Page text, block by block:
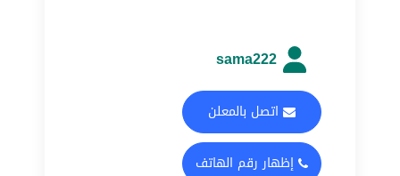
sama222
اتصل بالمعلن
إظهار رقم الهاتف